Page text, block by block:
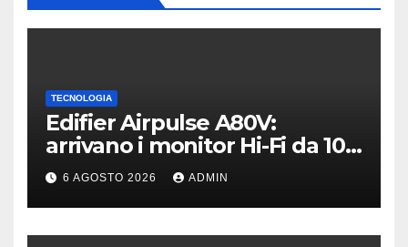
TECNOLOGIA
Edifier Airpulse A80V:
arrivano i monitor Hi-Fi da 100
W con USB Hi-Res
6 AGOSTO 2026 ADMIN